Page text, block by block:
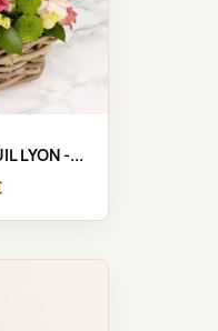
LYON -...